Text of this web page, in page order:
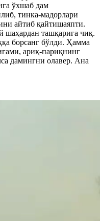
ўхшаб дам
тинка-мадорлари
айтиб қайтишаяпти.
ташқарига чиқ.
борсанг бўлди. Ҳамма
ариқ-париқнинг
дамингни олавер. Ана